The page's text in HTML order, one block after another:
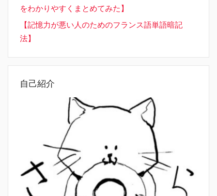
をわかりやすくまとめてみた】
【記憶力が悪い人のためのフランス語単語暗記
法】
自己紹介